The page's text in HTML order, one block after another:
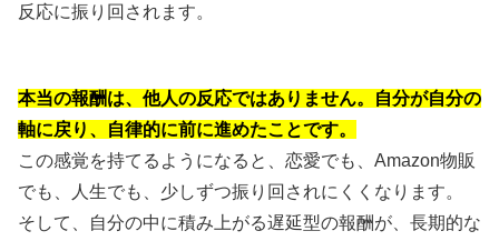
反応に振り回されます。
本当の報酬は、他人の反応ではありません。自分が自分の
軸に戻り、自律的に前に進めたことです。
この感覚を持てるようになると、恋愛でも、Amazon物販
でも、人生でも、少しずつ振り回されにくくなります。
そして、自分の中に積み上がる遅延型の報酬が、長期的な